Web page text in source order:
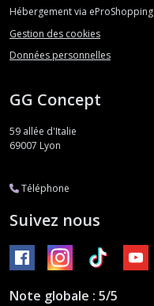
Hébergement via eProShopping
Gestion des cookies
Données personnelles
GG Concept
59 allée d'Italie
69007 Lyon
Téléphone
Suivez nous
Note globale : 5/5